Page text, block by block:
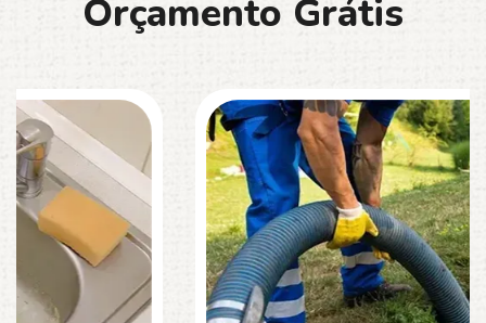
Orçamento Grátis